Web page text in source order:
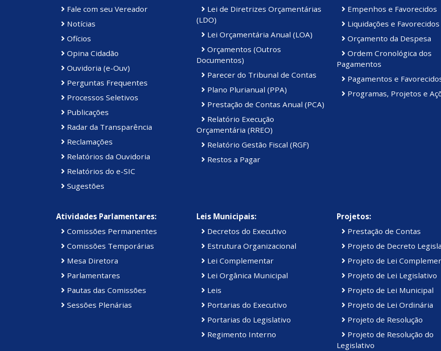
Fale com seu Vereador
Notícias
Ofícios
Opina Cidadão
Ouvidoria (e-Ouv)
Perguntas Frequentes
Processos Seletivos
Publicações
Radar da Transparência
Reclamações
Relatórios da Ouvidoria
Relatórios do e-SIC
Sugestões
Lei de Diretrizes Orçamentárias
(LDO)
Lei Orçamentária Anual (LOA)
Orçamentos (Outros
Documentos)
Parecer do Tribunal de Contas
Plano Plurianual (PPA)
Prestação de Contas Anual (PCA)
Relatório Execução
Orçamentária (RREO)
Relatório Gestão Fiscal (RGF)
Restos a Pagar
Empenhos e Favorecidos
Liquidações e Favorecidos
Orçamento da Despesa
Ordem Cronológica dos
Pagamentos
Pagamentos e
Programas, Projetos e
Atividades Parlamentares:
Comissões Permanentes
Comissões Temporárias
Mesa Diretora
Parlamentares
Pautas das Comissões
Sessões Plenárias
Leis Municipais:
Decretos do Executivo
Estrutura Organizacional
Lei Complementar
Lei Orgânica Municipal
Leis
Portarias do Executivo
Portarias do Legislativo
Regimento Interno
Projetos:
Prestação de Contas
Projeto de Decreto
Projeto de Lei
Projeto de Lei Legislativo
Projeto de Lei Municipal
Projeto de Lei Ordinária
Projeto de Resolução
Projeto de Resolução do
Legislativo